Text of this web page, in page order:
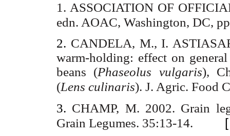
1. ASSOCIATION OF
edn. AOAC, Washington, DC,
2. CANDELA, M., I.
warm-holding: effect on
beans (Phaseolus vulgaris),
(Lens culinaris). J. Agric. Food
3. CHAMP, M. 2002. Grain
Grain Legumes. 35:13-14.